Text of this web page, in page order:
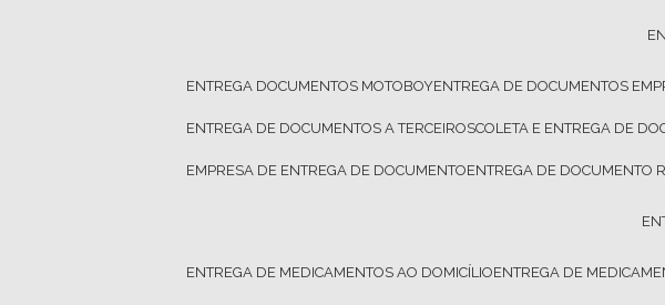
ENTREGA DOCUMENTOS MOTOBOY ENTREGA DE DOCUMENTOS
ENTREGA DE DOCUMENTOS A TERCEIROS COLETA E ENTREGA DE
EMPRESA DE ENTREGA DE DOCUMENTO ENTREGA DE DOCUMENTO
ENTREGA DE MEDICAMENTOS AO DOMICÍLIO ENTREGA DE